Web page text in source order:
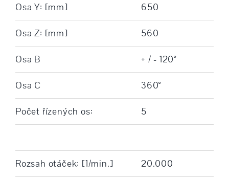
Osa Y: [mm] 650
Osa Z: [mm] 560
Osa B + / - 120°
Osa C 360°
Počet řízených os: 5
Rozsah otáček: [1/min.] 20.000